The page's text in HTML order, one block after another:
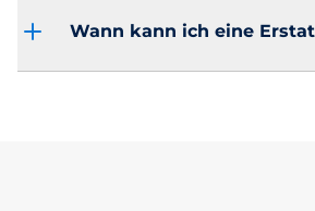
Wann kann ich eine